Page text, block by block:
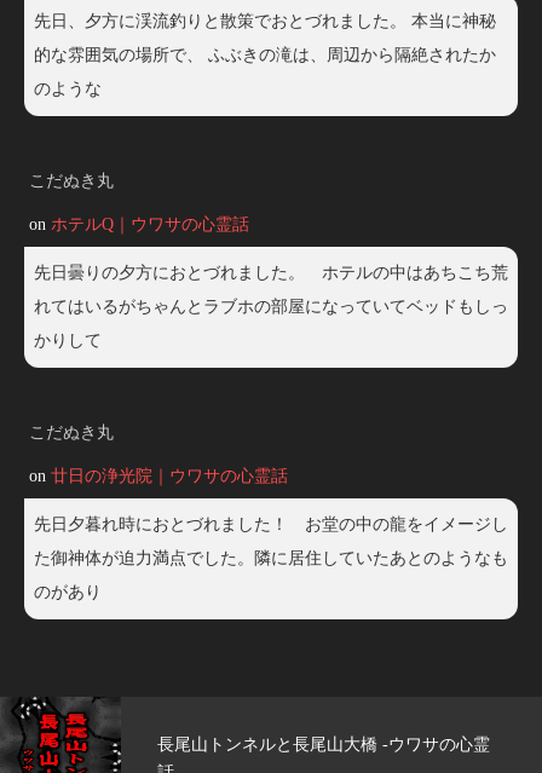
先日、夕方に渓流釣りと散策でおとづれました。 本当に神秘
的な雰囲気の場所で、 ふぶきの滝は、周辺から隔絶されたか
のような
こだぬき丸
on ホテルQ｜ウワサの心霊話
先日曇りの夕方におとづれました。 ホテルの中はあちこち荒
れてはいるがちゃんとラブホの部屋になっていてベッドもしっ
かりして
こだぬき丸
on 廿日の浄光院｜ウワサの心霊話
先日夕暮れ時におとづれました！ お堂の中の龍をイメージし
た御神体が迫力満点でした。隣に居住していたあとのようなも
のがあり
の心霊
玄武洞公園 -ウワサの心霊話-